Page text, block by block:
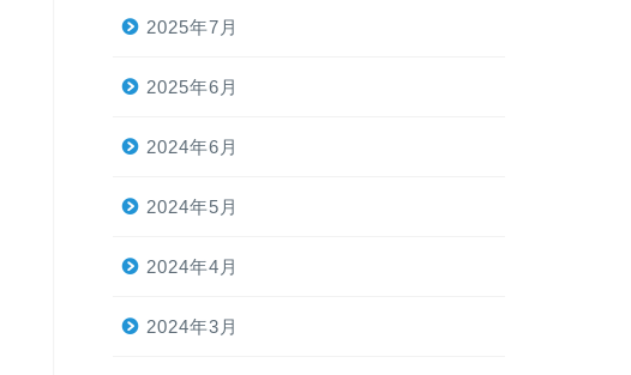
2025年7月
2025年6月
2024年6月
2024年5月
2024年4月
2024年3月